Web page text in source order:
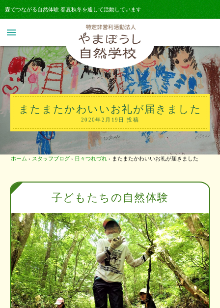
森でつながる自然体験 春夏秋冬を通して活動しています
menu
またまたかわいいお礼が届きました
2020年2月19日 投稿
ホーム › スタッフブログ › 日々つれづれ › またまたかわいいお礼が届きました
子どもたちの自然体験